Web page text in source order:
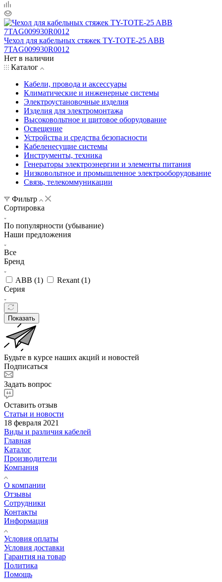
Чехол для кабельных стяжек TY-TOTE-25 ABB
7TAG009930R0012
Нет в наличии
Каталог
Кабели, провода и аксессуары
Климатические и инженерные системы
Электроустановочные изделия
Изделия для электромонтажа
Высоковольтное и щитовое оборудование
Освещение
Устройства и средства безопасности
Кабеленесущие системы
Инструменты, техника
Генераторы электроэнергии и элементы питания
Низковольтное и промышленное электрооборудование
Связь, телекоммуникации
Фильтр
Сортировка
По популярности (убывание)
Наши предложения
Все
Бренд
ABB (1) Rexant (1)
Серия
Показать
Будьте в курсе наших акций и новостей
Подписаться
Задать вопрос
Оставить отзыв
Статьи и новости
18 февраля 2021
Виды и различия кабелей
Главная
Каталог
Производители
Компания
О компании
Отзывы
Сотрудники
Контакты
Информация
Условия оплаты
Условия доставки
Гарантия на товар
Политика
Помощь